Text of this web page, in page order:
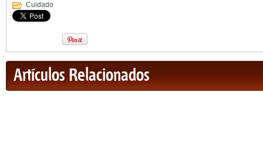
Cuidado
Artículos Relacionados